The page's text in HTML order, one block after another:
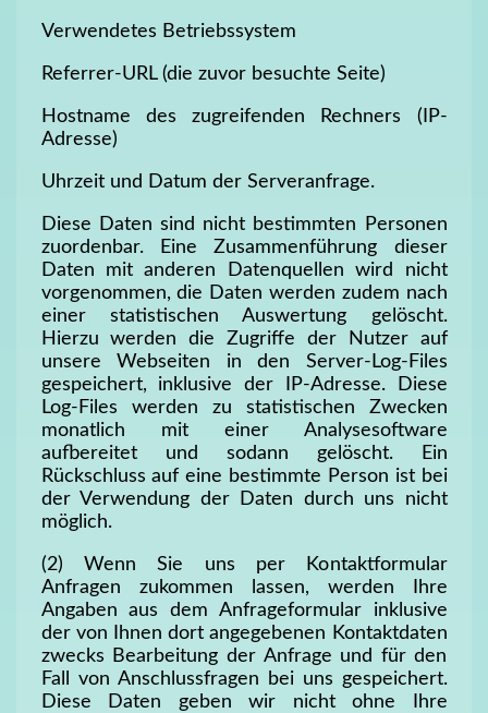
Verwendetes Betriebssystem
Referrer-URL (die zuvor besuchte Seite)
Hostname des zugreifenden Rechners (IP-
Adresse)
Uhrzeit und Datum der Serveranfrage.
Diese Daten sind nicht bestimmten Personen
zuordenbar. Eine Zusammenführung dieser
Daten mit anderen Datenquellen wird nicht
vorgenommen, die Daten werden zudem nach
einer statistischen Auswertung gelöscht.
Hierzu werden die Zugriffe der Nutzer auf
unsere Webseiten in den Server-Log-Files
gespeichert, inklusive der IP-Adresse. Diese
Log-Files werden zu statistischen Zwecken
monatlich mit einer Analysesoftware
aufbereitet und sodann gelöscht. Ein
Rückschluss auf eine bestimmte Person ist bei
der Verwendung der Daten durch uns nicht
möglich.
(2) Wenn Sie uns per Kontaktformular
Anfragen zukommen lassen, werden Ihre
Angaben aus dem Anfrageformular inklusive
der von Ihnen dort angegebenen Kontaktdaten
zwecks Bearbeitung der Anfrage und für den
Fall von Anschlussfragen bei uns gespeichert.
Diese Daten geben wir nicht ohne Ihre